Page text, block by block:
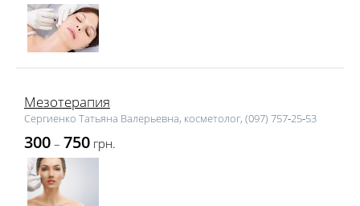
Мезотерапия
Сергиенко Татьяна Валерьевна, косметолог, (097) 757‑25‑53
300 – 750 грн.